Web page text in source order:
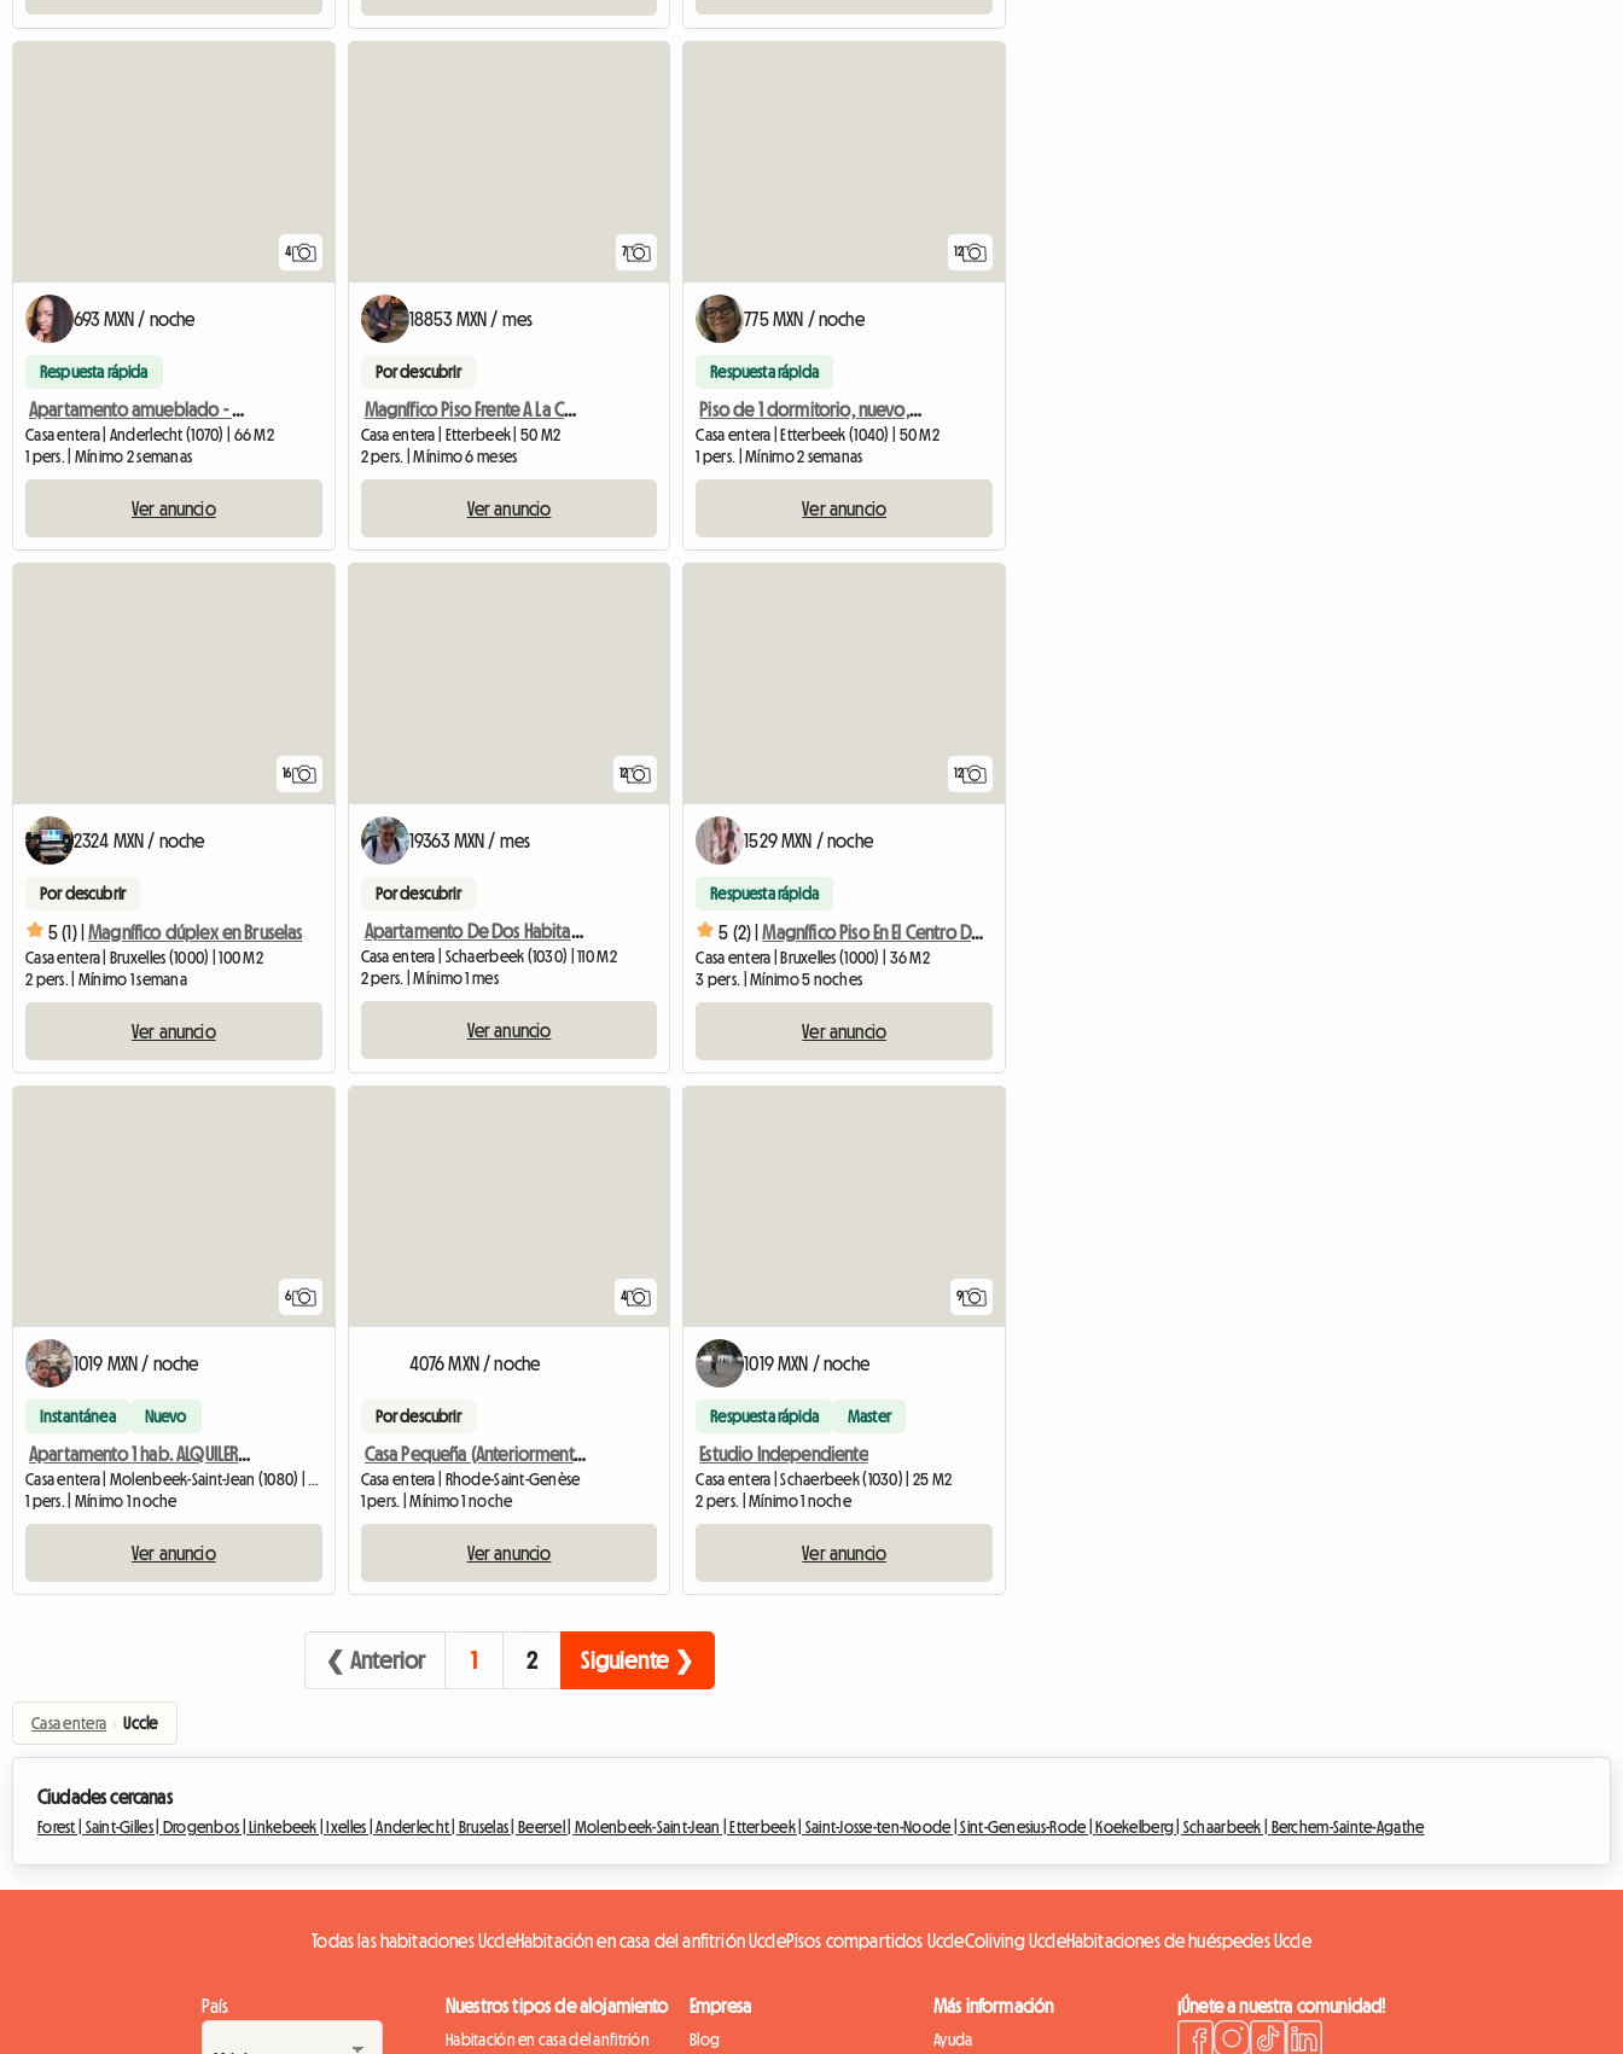
4
693 MXN / noche
Respuesta rápida
Apartamento amueblado - un DORMITORIO, SALÓN, DUCHA
Casa entera | Anderlecht (1070) | 66 M2
1 pers. | Mínimo 2 semanas
Ver anuncio
7
18853 MXN / mes
Por descubrir
Magnífico Piso Frente A La Comunidad Europea
Casa entera | Etterbeek | 50 M2
2 pers. | Mínimo 6 meses
Ver anuncio
12
775 MXN / noche
Respuesta rápida
Piso de 1 dormitorio, nuevo, a pie de metro.
Casa entera | Etterbeek (1040) | 50 M2
1 pers. | Mínimo 2 semanas
Ver anuncio
16
2324 MXN / noche
Por descubrir
5 (1) | Magnífico dúplex en Bruselas
Casa entera | Bruxelles (1000) | 100 M2
2 pers. | Mínimo 1 semana
Ver anuncio
12
19363 MXN / mes
Por descubrir
Apartamento De Dos Habitaciones
Casa entera | Schaerbeek (1030) | 110 M2
2 pers. | Mínimo 1 mes
Ver anuncio
12
1529 MXN / noche
Respuesta rápida
5 (2) | Magnífico Piso En El Centro De Bruselas. Cerca De Todo
Casa entera | Bruxelles (1000) | 36 M2
3 pers. | Mínimo 5 noches
Ver anuncio
6
1019 MXN / noche
Instantánea Nuevo
Apartamento 1 hab. ALQUILER DE CORTA DURACIÓN
Casa entera | Molenbeek-Saint-Jean (1080) | 75 M2
1 pers. | Mínimo 1 noche
Ver anuncio
4
4076 MXN / noche
Por descubrir
Casa Pequeña (Anteriormente Establos)
Casa entera | Rhode-Saint-Genèse
1 pers. | Mínimo 1 noche
Ver anuncio
9
1019 MXN / noche
Respuesta rápida Master
Estudio Independiente
Casa entera | Schaerbeek (1030) | 25 M2
2 pers. | Mínimo 1 noche
Ver anuncio
❮ Anterior 1 2 Siguiente ❯
Casa entera › Uccle
Ciudades cercanas
Forest | Saint-Gilles | Drogenbos | Linkebeek | Ixelles |Anderlecht | Bruselas | Beersel | Molenbeek-Saint-Jean | Etterbeek | Saint-Josse-ten-Noode |Sint-Genesius-Rode | Koekelberg | Schaarbeek | Berchem-Sainte-Agathe
Todas las habitaciones UccleHabitación en casa del anfitrión UcclePisos compartidos UccleColiving UccleHabitaciones de huéspedes Uccle
País Nuestros tipos de alojamiento
Habitación en casa del anfitrión
Empresa
Blog
Más información
Ayuda
¡Únete a nuestra comunidad!